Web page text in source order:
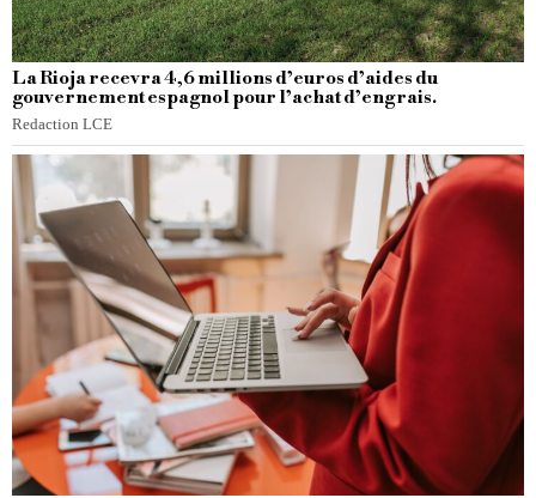
La Rioja recevra 4,6 millions d’euros d’aides du
gouvernement espagnol pour l’achat d’engrais.
Redaction LCE